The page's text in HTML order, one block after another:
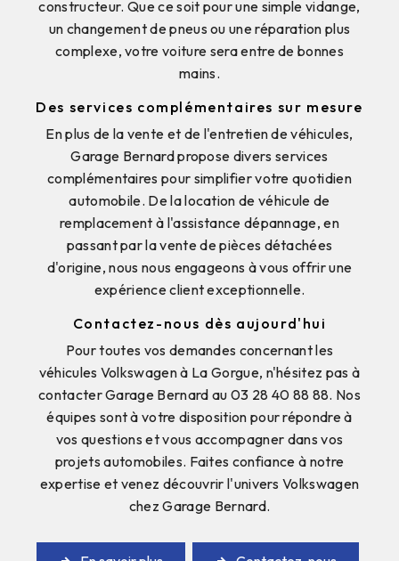
constructeur. Que ce soit pour une simple vidange,
un changement de pneus ou une réparation plus
complexe, votre voiture sera entre de bonnes
mains.
Des services complémentaires sur mesure
En plus de la vente et de l'entretien de véhicules,
Garage Bernard propose divers services
complémentaires pour simplifier votre quotidien
automobile. De la location de véhicule de
remplacement à l'assistance dépannage, en
passant par la vente de pièces détachées
d'origine, nous nous engageons à vous offrir une
expérience client exceptionnelle.
Contactez-nous dès aujourd'hui
Pour toutes vos demandes concernant les
véhicules Volkswagen à La Gorgue, n'hésitez pas à
contacter Garage Bernard au 03 28 40 88 88. Nos
équipes sont à votre disposition pour répondre à
vos questions et vous accompagner dans vos
projets automobiles. Faites confiance à notre
expertise et venez découvrir l'univers Volkswagen
chez Garage Bernard.